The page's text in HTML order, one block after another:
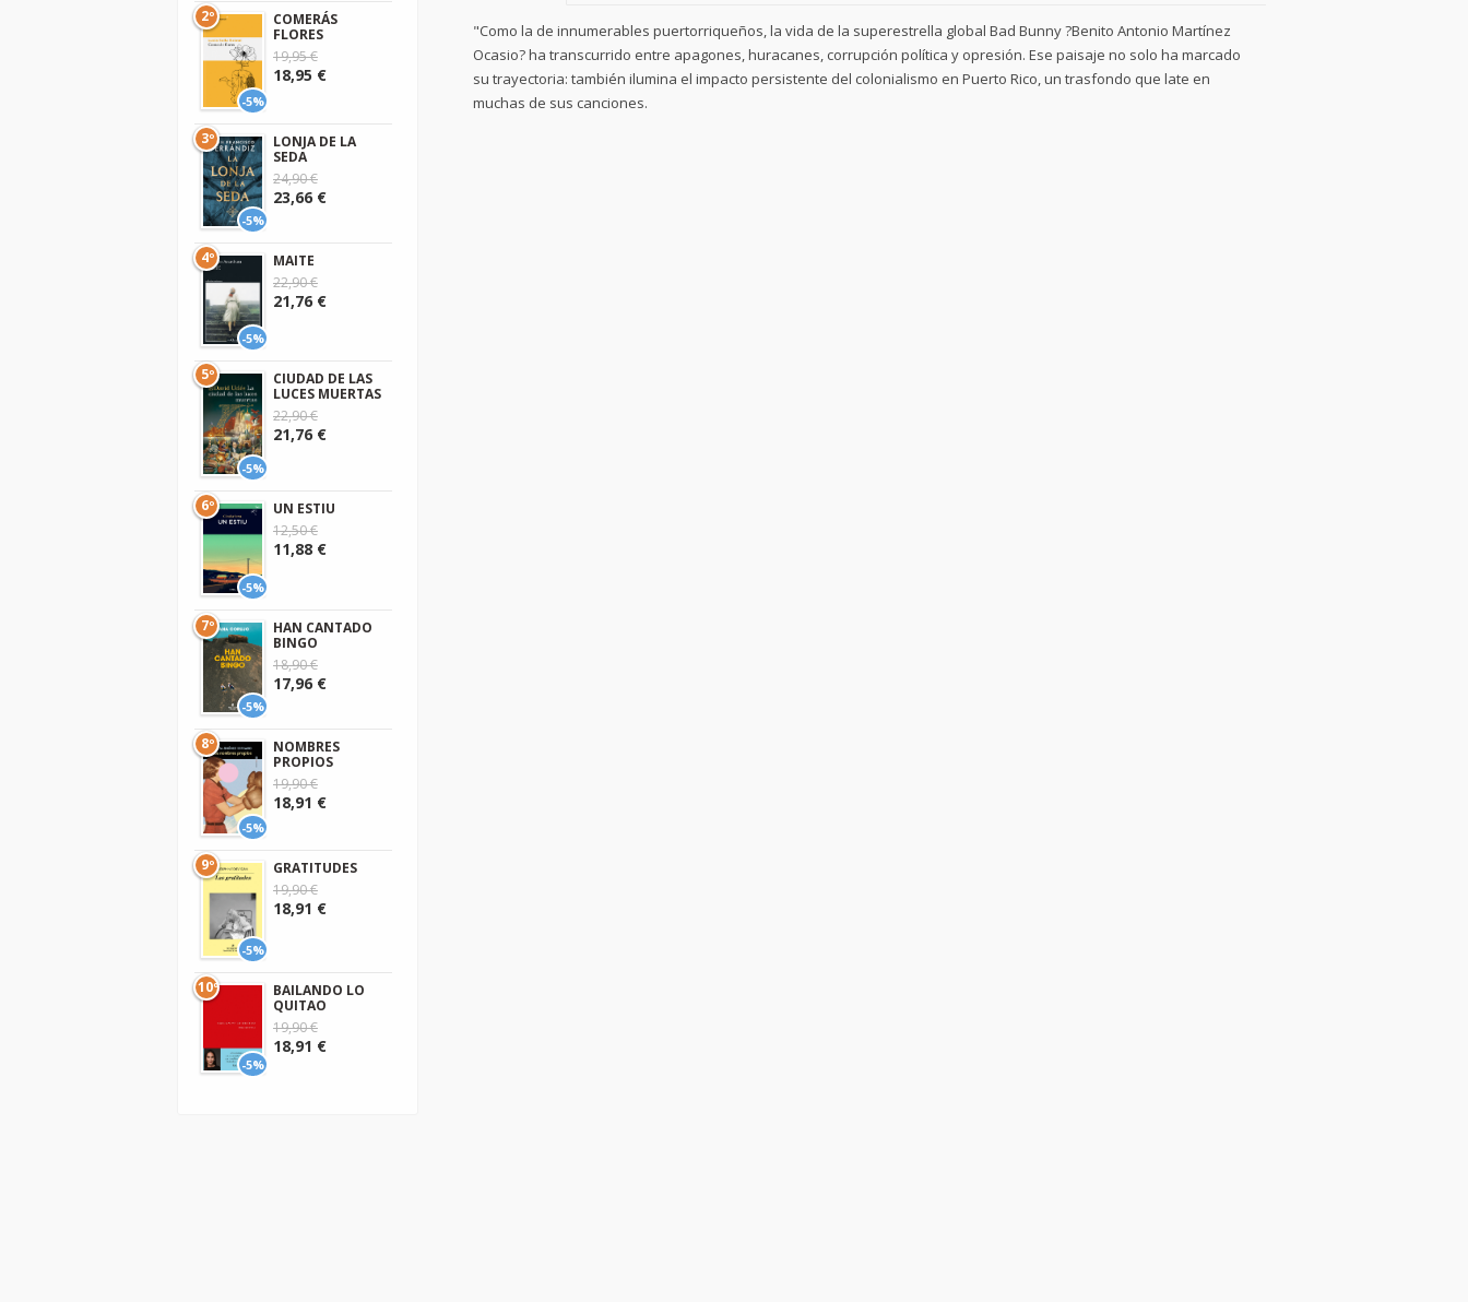
"Como la de innumerables puertorriqueños, la vida de la superestrella global Bad Bunny ?Benito Antonio Martínez
Ocasio? ha transcurrido entre apagones, huracanes, corrupción política y opresión. Ese paisaje no solo ha marcado
su trayectoria: también ilumina el impacto persistente del colonialismo en Puerto Rico, un trasfondo que late en
muchas de sus canciones.
-5%
2º
COMERÁS
FLORES
19,95 €
18,95 €
-5%
3º
LONJA DE LA
SEDA
24,90 €
23,66 €
-5%
4º
MAITE
22,90 €
21,76 €
-5%
5º
CIUDAD DE LAS
LUCES MUERTAS
22,90 €
21,76 €
-5%
6º
UN ESTIU
12,50 €
11,88 €
-5%
7º
HAN CANTADO
BINGO
18,90 €
17,96 €
-5%
8º
NOMBRES
PROPIOS
19,90 €
18,91 €
-5%
9º
GRATITUDES
19,90 €
18,91 €
-5%
10º
BAILANDO LO
QUITAO
19,90 €
18,91 €